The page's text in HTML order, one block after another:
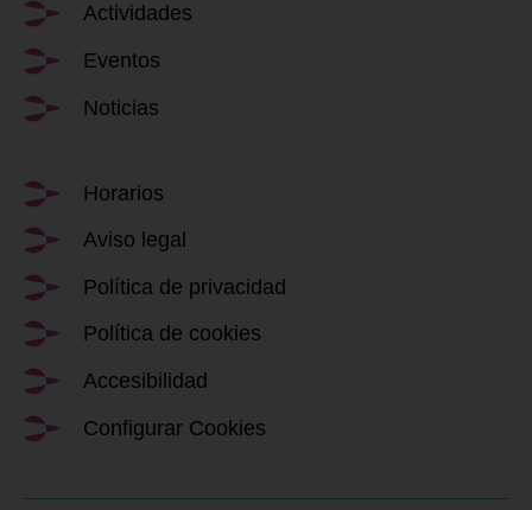
Actividades
Eventos
Noticias
Horarios
Aviso legal
Política de privacidad
Política de cookies
Accesibilidad
Configurar Cookies